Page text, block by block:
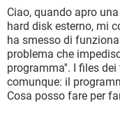
HARDWARE
INSTAGRAM
TIKTOK
HARDWARE
iOS
INSTAGRAM
TIKTOK
HARDWARE
COVID-19
INTRATTENIMENTO
iOS
INSTAGRAM
TIKTOK
Ciao, quando apro
hard disk esterno, mi
ha smesso di
problema che
programma''. I files
comunque: il
Cosa posso fare per